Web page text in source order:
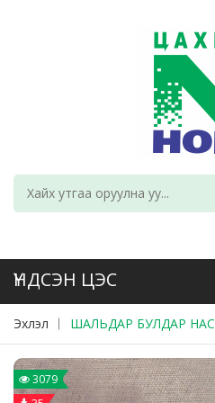
Эхлэл ШАЛЬДАР БУЛДАР НАС
3079